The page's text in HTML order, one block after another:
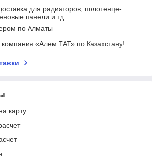
для радиаторов, полотенце-
панели и тд.
по Алматы
компания «Алем ТАТ» по Казахстану!
карту